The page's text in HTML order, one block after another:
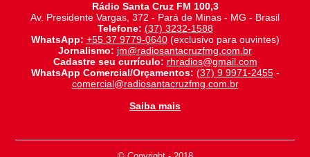
Rádio Santa Cruz FM 100,3
Av. Presidente Vargas, 372 - Pará de Minas - MG - Brasil
Telefone: (37) 3232-1588
WhatsApp: +55 37 9779-0640(exclusivo para ouvintes)
Jornalismo: jm@radiosantacruzfmg.com.br
Cadastre seu currículo: rhradios@gmail.com
WhatsApp Comercial/Orçamentos: (37) 9 9971-2455-
comercial@radiosantacruzfmg.com.br
Saiba mais